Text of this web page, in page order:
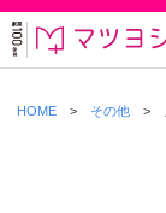
HOME その他